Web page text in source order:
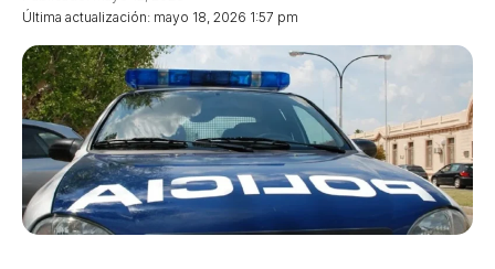
Última actualización: mayo 18, 2026 1:57 pm